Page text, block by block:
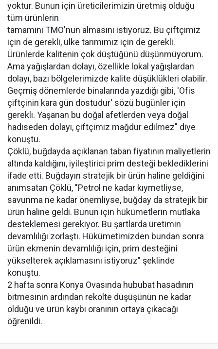
yoktur. Bunun için üreticilerimizin üretmiş olduğu
tüm ürünlerin
tamamını TMO'nun almasını istiyoruz. Bu çiftçimiz
için de gerekli, ülke tarımımız için de gerekli.
Ürünlerde kalitenin çok düştüğünü düşünmüyorum.
Ama yağışlardan dolayı, özellikle lokal yağışlardan
dolayı, bazı bölgelerimizde kalite düşüklükleri olabilir.
Geçmiş dönemlerde binalarında yazdığı gibi, 'Ofis
çiftçinin kara gün dostudur' sözü bugünler için
gerekli. Yaşanan bu doğal afetlerden veya doğal
hadiseden dolayı, çiftçimiz mağdur edilmez" diye
konuştu.
Çöklü, buğdayda açıklanan taban fiyatının maliyetlerin
altında kaldığını, iyileştirici prim desteği beklediklerini
ifade etti. Buğdayın stratejik bir ürün haline geldiğini
anımsatan Çöklü, "Petrol ne kadar kıymetliyse,
savunma ne kadar önemliyse, buğday da stratejik bir
ürün haline geldi. Bunun için hükümetlerin mutlaka
desteklemesi gerekiyor. Bu şartlarda üretimin
devamlılığı zorlaştı. Hükümetimizden bundan sonra
ürün ekmenin devamlılığı için, prim desteğini
yükselterek açıklamasını istiyoruz" şeklinde
konuştu.
2 hafta sonra Konya Ovasında hububat hasadının
bitmesinin ardından rekolte düşüşünün ne kadar
olduğu ve ürün kaybı oranının ortaya çıkacağı
öğrenildi.